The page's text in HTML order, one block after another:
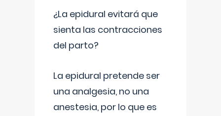
¿La epidural evitará que
sienta las contracciones
del parto?
La epidural pretende ser
una analgesia, no una
anestesia, por lo que es